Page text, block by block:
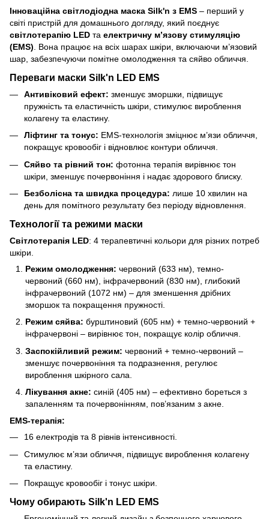
Інноваційна світлодіодна маска Silk'n з EMS – перший у
світі пристрій для домашнього догляду, який поєднує
світлотерапію LED та електричну м’язову стимуляцію
(EMS) . Вона працює на всіх шарах шкіри, включаючи м’язовий
шар, забезпечуючи помітне омолодження та сяйво обличчя.
Переваги маски Silk'n LED EMS
Антивіковий ефект: зменшує зморшки, підвищує
пружність та еластичність шкіри, стимулює вироблення
колагену та еластину.
Ліфтинг та тонус: EMS-технологія зміцнює м’язи обличчя,
покращує кровообіг і відновлює контури обличчя.
Сяйво та рівний тон: фотонна терапія вирівнює тон
шкіри, зменшує почервоніння і надає здорового блиску.
Безболісна та швидка процедура: лише 10 хвилин на
день для помітного результату без періоду відновлення.
Технології та режими маски
Світлотерапія LED: 4 терапевтичні кольори для різних потреб
шкіри.
Режим омолодження: червоний (633 нм), темно-
червоний (660 нм), інфрачервоний (830 нм), глибокий
інфрачервоний (1072 нм) – для зменшення дрібних
зморшок та покращення пружності.
Режим сяйва: бурштиновий (605 нм) + темно-червоний +
інфрачервоні – вирівнює тон, покращує колір обличчя.
Заспокійливий режим: червоний + темно-червоний –
зменшує почервоніння та подразнення, регулює
вироблення шкірного сала.
Лікування акне: синій (405 нм) – ефективно бореться з
запаленням та почервонінням, пов’язаним з акне.
EMS-терапія:
16 електродів та 8 рівнів інтенсивності.
Стимулює м’язи обличчя, підвищує вироблення колагену
та еластину.
Покращує кровообіг і тонус шкіри.
Чому обирають Silk'n LED EMS